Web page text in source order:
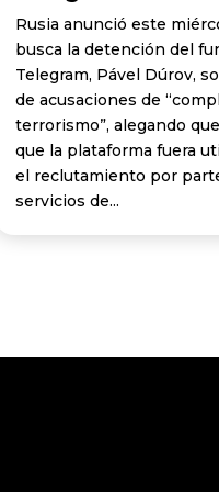
Rusia anunció este
busca la detención del
Telegram, Pável Dúrov,
de acusaciones de
terrorismo”, alegando
que la plataforma fuera
el reclutamiento por
servicios de...